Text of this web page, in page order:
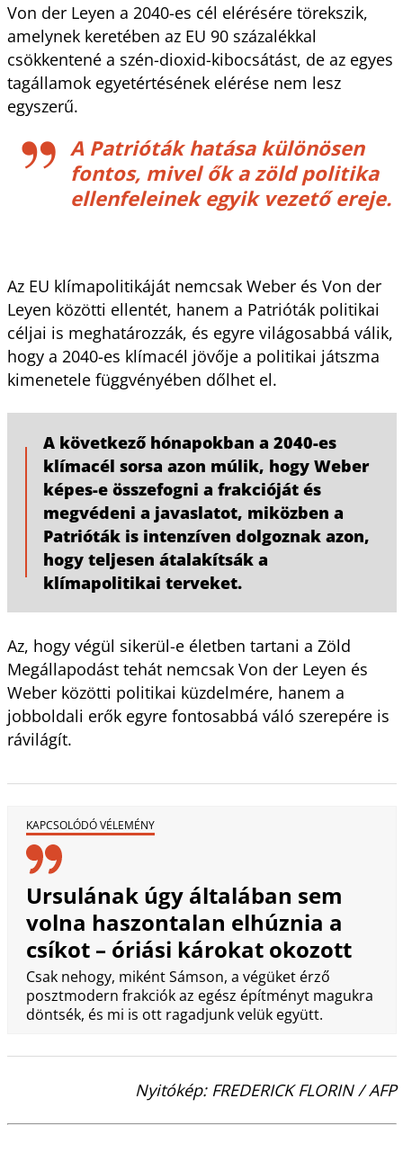
Von der Leyen a 2040-es cél elérésére törekszik,
amelynek keretében az EU 90 százalékkal
csökkentené a szén-dioxid-kibocsátást, de az egyes
tagállamok egyetértésének elérése nem lesz
egyszerű.
A Patrióták hatása különösen
fontos, mivel ők a zöld politika
ellenfeleinek egyik vezető ereje.
Az EU klímapolitikáját nemcsak Weber és Von der
Leyen közötti ellentét, hanem a Patrióták politikai
céljai is meghatározzák, és egyre világosabbá válik,
hogy a 2040-es klímacél jövője a politikai játszma
kimenetele függvényében dőlhet el.
A következő hónapokban a 2040-es
klímacél sorsa azon múlik, hogy Weber
képes-e összefogni a frakcióját és
megvédeni a javaslatot, miközben a
Patrióták is intenzíven dolgoznak azon,
hogy teljesen átalakítsák a
klímapolitikai terveket.
Az, hogy végül sikerül-e életben tartani a Zöld
Megállapodást tehát nemcsak Von der Leyen és
Weber közötti politikai küzdelmére, hanem a
jobboldali erők egyre fontosabbá váló szerepére is
rávilágít.
KAPCSOLÓDÓ VÉLEMÉNY
Ursulának úgy általában sem
volna haszontalan elhúznia a
csíkot – óriási károkat okozott
Csak nehogy, miként Sámson, a végüket érző
posztmodern frakciók az egész építményt magukra
döntsék, és mi is ott ragadjunk velük együtt.
Nyitókép: FREDERICK FLORIN / AFP